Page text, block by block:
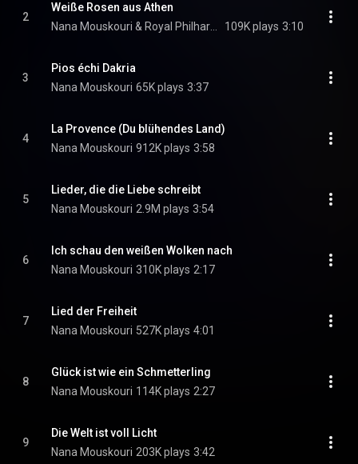
2
Weiße Rosen aus Athen
109K plays 3:10
3
Pios échi Dakria
Nana Mouskouri 65K plays 3:37
4
La Provence (Du blühendes Land)
Nana Mouskouri 912K plays 3:58
5
Lieder, die die Liebe schreibt
Nana Mouskouri 2.9M plays 3:54
6
Ich schau den weißen Wolken nach
Nana Mouskouri 310K plays 2:17
7
Lied der Freiheit
Nana Mouskouri 527K plays 4:01
8
Glück ist wie ein Schmetterling
Nana Mouskouri 114K plays 2:27
9
Die Welt ist voll Licht
Nana Mouskouri 203K plays 3:42